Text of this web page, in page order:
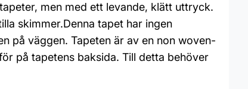
men med ett levande, klätt uttryck.
skimmer.Denna tapet har ingen
på väggen. Tapeten är av en non woven-
på tapetens baksida. Till detta behöver